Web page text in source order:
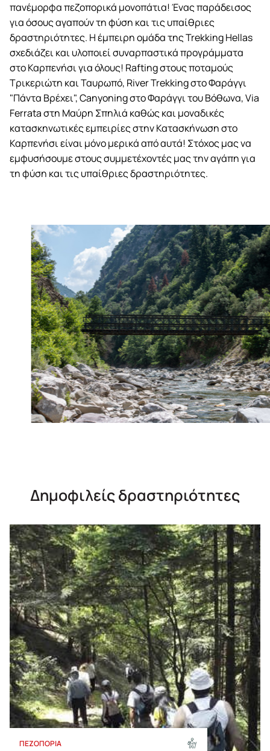
πανέμορφα πεζοπορικά μονοπάτια! Ένας παράδεισος
για όσους αγαπούν τη φύση και τις υπαίθριες
δραστηριότητες. Η έμπειρη ομάδα της Trekking Hellas
σχεδιάζει και υλοποιεί συναρπαστικά προγράμματα
στο Καρπενήσι για όλους! Rafting στους ποταμούς
Τρικεριώτη και Ταυρωπό, River Trekking στο Φαράγγι
"Πάντα Βρέχει", Canyoning στο Φαράγγι του Βόθωνα, Via
Ferrata στη Μαύρη Σπηλιά καθώς και μοναδικές
κατασκηνωτικές εμπειρίες στην Κατασκήνωση στο
Καρπενήσι είναι μόνο μερικά από αυτά! Στόχος μας να
εμφυσήσουμε στους συμμετέχοντές μας την αγάπη για
τη φύση και τις υπαίθριες δραστηριότητες.
Δημοφιλείς δραστηριότητες
ΠΕΖΟΠΟΡΙΑ